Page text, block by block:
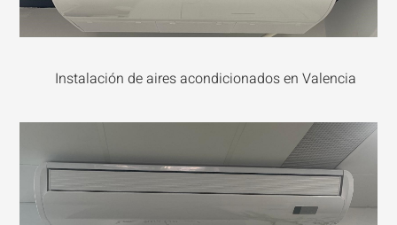
Instalación de aires acondicionados en Valencia